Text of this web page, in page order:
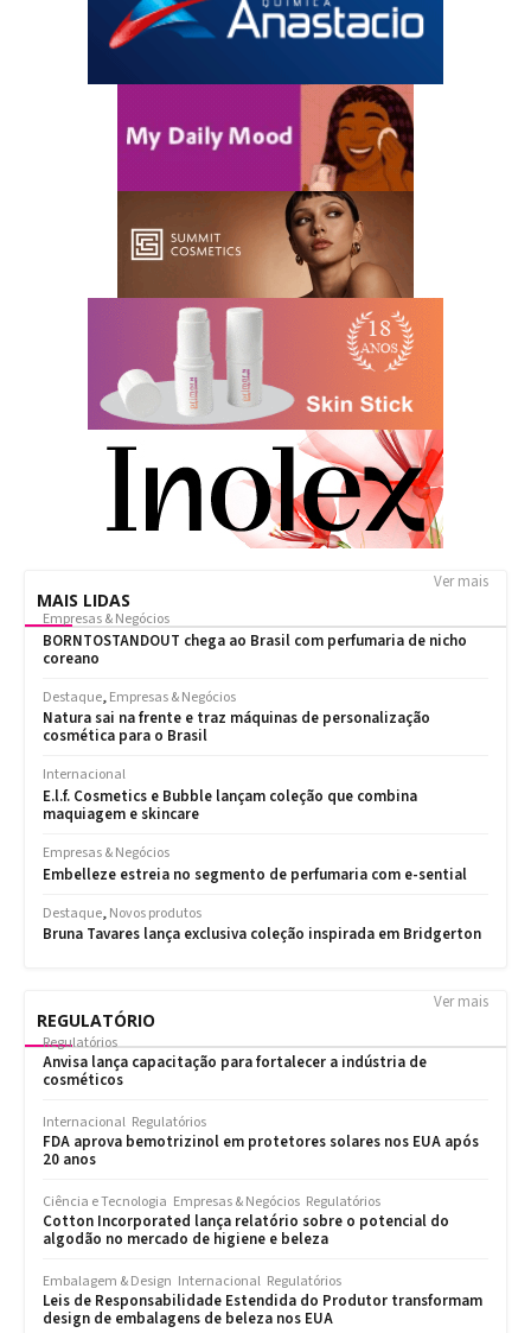
MAIS LIDAS
Ver mais
REGULATÓRIO
Ver mais
Regulatórios
Anvisa lança capacitação para fortalecer a indústria de
cosméticos
Internacional Regulatórios
FDA aprova bemotrizinol em protetores solares nos EUA após
20 anos
Ciência e Tecnologia Empresas & Negócios Regulatórios
Cotton Incorporated lança relatório sobre o potencial do
algodão no mercado de higiene e beleza
Embalagem & Design Internacional Regulatórios
Leis de Responsabilidade Estendida do Produtor transformam
design de embalagens de beleza nos EUA